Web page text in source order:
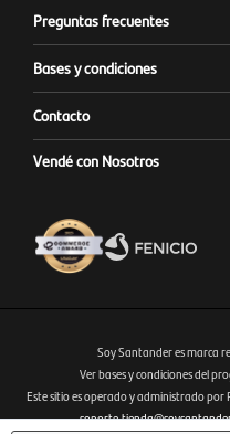
Preguntas frecuentes
Bases y condiciones
Contacto
Vendé con Nosotros
Fenicio eCommerce Uruguay
Soy Santander es marca
Ver bases y condiciones del
Este sitio es operado y administrado por